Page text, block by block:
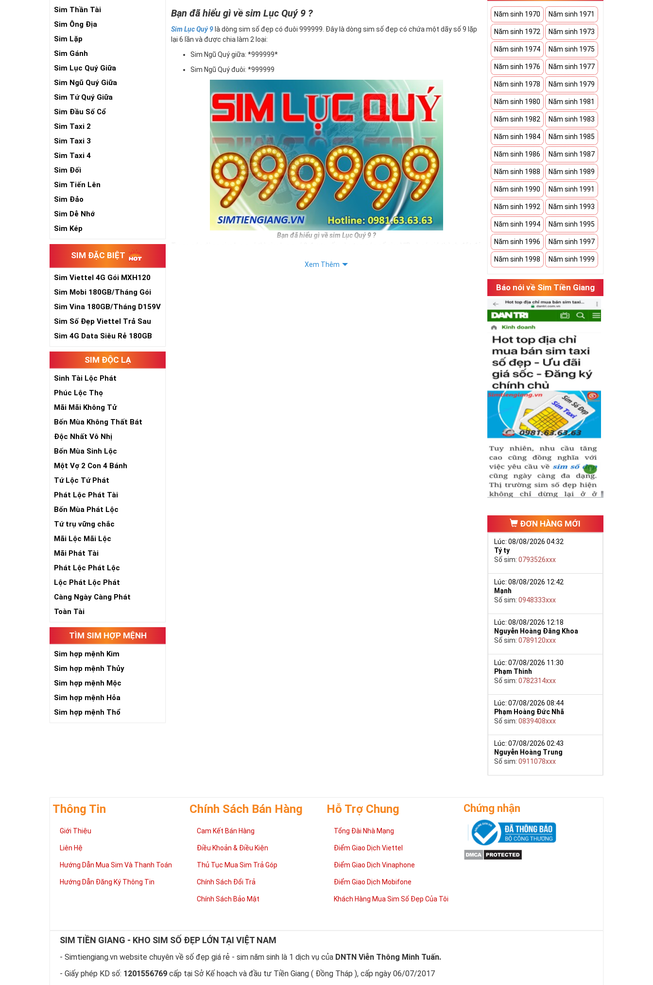
Sim Thần Tài
Sim Ông Địa
Sim Lặp
Sim Gánh
Sim Lục Quý Giữa
Sim Ngũ Quý Giữa
Sim Tứ Quý Giữa
Sim Đầu Số Cổ
Sim Taxi 2
Sim Taxi 3
Sim Taxi 4
Sim Đối
Sim Tiến Lên
Sim Đảo
Sim Dễ Nhớ
Sim Kép
SIM ĐẶC BIỆT
Sim Viettel 4G Gói MXH120
Siêu Rẻ
Sim Mobi 180GB/Tháng Gói
TK159
Sim Vina 180GB/Tháng D159V
Sim Số Đẹp Viettel Trả Sau
Sim 4G Data Siêu Rẻ 180GB
SIM ĐỘC LẠ
Sinh Tài Lộc Phát
Phúc Lộc Thọ
Mãi Mãi Không Tử
Bốn Mùa Không Thất Bát
Độc Nhất Vô Nhị
Bốn Mùa Sinh Lộc
Một Vợ 2 Con 4 Bánh
Tứ Lộc Tứ Phát
Phát Lộc Phát Tài
Bốn Mùa Phát Lộc
Tứ trụ vững chắc
Mãi Lộc Mãi Lộc
Mãi Phát Tài
Phát Lộc Phát Lộc
Lộc Phát Lộc Phát
Càng Ngày Càng Phát
Toàn Tài
TÌM SIM HỢP MỆNH
Sim hợp mệnh Kim
Sim hợp mệnh Thủy
Sim hợp mệnh Mộc
Sim hợp mệnh Hỏa
Sim hợp mệnh Thổ
Bạn đã hiểu gì về sim Lục Quý 9 ?
Sim Lục Quý 9 là dòng sim số đẹp có đuôi 999999. Đây là dòng sim số đẹp có chứa một dãy số 9 lặp
lại 6 lần và được chia làm 2 loại:
Sim Ngũ Quý giữa: *999999*
Sim Ngũ Quý đuôi: *999999
Bạn đã hiểu gì về sim Lục Quý 9 ?
Sở hữu Sim Lục Quý 9 không chỉ mang tới niềm vui trong cuộc sống, tài lộc trong công việc mà còn
thể hiện sựĐẲNG CẤPcho chủ nhân.
Theo ngũ hành tương sinh
, những nhười thuộc mệnh Hỏa khi sử dụng Sim Lục Quý 9 sẽ có được
nhiều
trong làm ăn và gia đình luôn vui vẻ, hạnh phúc.
Xem Thêm
Năm sinh 1970 Năm sinh 1971
Năm sinh 1972 Năm sinh 1973
Năm sinh 1974 Năm sinh 1975
Năm sinh 1976 Năm sinh 1977
Năm sinh 1978 Năm sinh 1979
Năm sinh 1980 Năm sinh 1981
Năm sinh 1982 Năm sinh 1983
Năm sinh 1984 Năm sinh 1985
Năm sinh 1986 Năm sinh 1987
Năm sinh 1988 Năm sinh 1989
Năm sinh 1990 Năm sinh 1991
Năm sinh 1992 Năm sinh 1993
Năm sinh 1994 Năm sinh 1995
Năm sinh 1996 Năm sinh 1997
Năm sinh 1998 Năm sinh 1999
Báo nói về Sim Tiền Giang
ĐƠN HÀNG MỚI
Lúc: 08/08/2026 04:32
Tý ty
Số sim:0793526xxx
Lúc: 08/08/2026 12:42
Mạnh
Số sim:0948333xxx
Lúc: 08/08/2026 12:18
Nguyễn Hoàng Đăng Khoa
Số sim:0789120xxx
Lúc: 07/08/2026 11:30
Phạm Thinh
Số sim:0782314xxx
Lúc: 07/08/2026 08:44
Phạm Hoàng Đức Nhã
Số sim:0839408xxx
Lúc: 07/08/2026 02:43
Nguyễn Hoàng Trung
Số sim:0911078xxx
Thông Tin
Giới Thiệu
Liên Hệ
Hướng Dẫn Mua Sim Và Thanh Toán
Hướng Dẫn Đăng Ký Thông Tin
Chính Sách Bán Hàng
Cam Kết Bán Hàng
Điều Khoản & Điều Kiện
Thủ Tục Mua Sim Trả Góp
Chính Sách Đổi Trả
Chính Sách Bảo Mật
Hỗ Trợ Chung
Tổng Đài Nhà Mạng
Điểm Giao Dịch Viettel
Điểm Giao Dịch Vinaphone
Điểm Giao Dịch Mobifone
Khách Hàng Mua Sim Số Đẹp Của Tôi
Chứng nhận
SIM TIỀN GIANG - KHO SIM SỐ ĐẸP LỚN TẠI VIỆT NAM
- Simtiengiang.vn website chuyên về số đẹp giá rẻ - sim năm sinh là 1 dịch vụ của DNTN Viễn Thông Minh Tuấn.
- Giấy phép KD số: 1201556769 cấp tại Sở Kế hoạch và đầu tư Tiền Giang ( Đồng Tháp ), cấp ngày 06/07/2017